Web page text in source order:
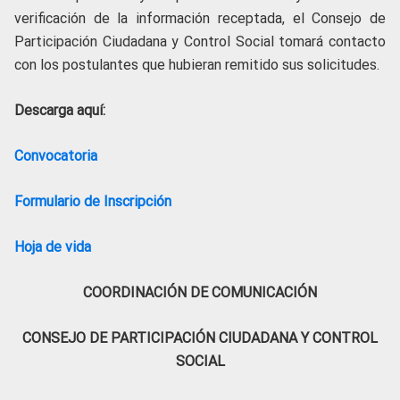
verificación de la información receptada, el Consejo de
Participación Ciudadana y Control Social tomará contacto
con los postulantes que hubieran remitido sus solicitudes.
Descarga aquí:
Convocatoria
Formulario de Inscripción
Hoja de vida
COORDINACIÓN DE COMUNICACIÓN
CONSEJO DE PARTICIPACIÓN CIUDADANA Y CONTROL
SOCIAL